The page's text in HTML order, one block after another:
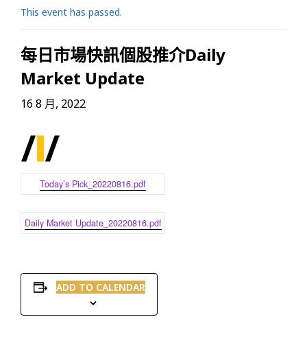
This event has passed.
每日市場快訊個股推介Daily
Market Update
16 8 月, 2022
Today’s Pick_20220816.pdf
Daily Market Update_20220816.pdf
ADD TO CALENDAR